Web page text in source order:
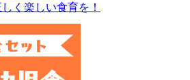
く楽しい食育を！